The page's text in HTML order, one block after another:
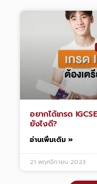
อยากได้เกรด
ยังไงดี?
อ่านเพิ่มเติม »
21 พฤศจิกายน 2023